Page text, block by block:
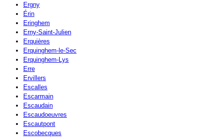
Ergny
Érin
Eringhem
Erny-Saint-Julien
Erquières
Erquinghem-le-Sec
Erquinghem-Lys
Erre
Ervillers
Escalles
Escarmain
Escaudain
Escaudoeuvres
Escautpont
Escobecques